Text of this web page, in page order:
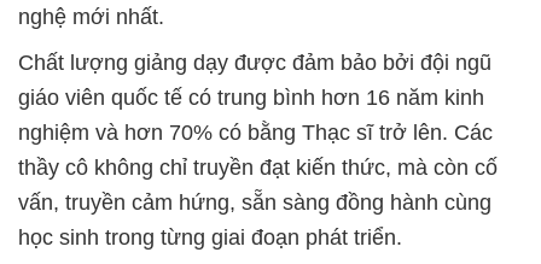
nghệ mới nhất.
Chất lượng giảng dạy được đảm bảo bởi đội ngũ
giáo viên quốc tế có trung bình hơn 16 năm kinh
nghiệm và hơn 70% có bằng Thạc sĩ trở lên. Các
thầy cô không chỉ truyền đạt kiến thức, mà còn cố
vấn, truyền cảm hứng, sẵn sàng đồng hành cùng
học sinh trong từng giai đoạn phát triển.